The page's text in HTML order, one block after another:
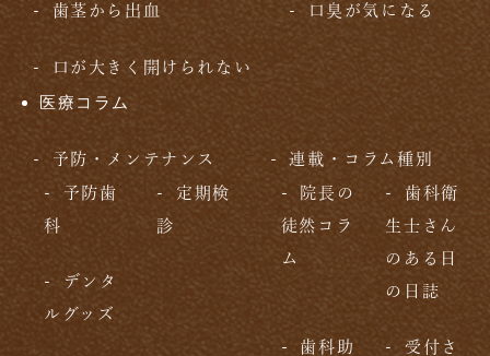
歯茎から出血 口臭が気になる
口が大きく開けられない
医療コラム
予防・メンテナンス
予防歯
科
定期検
診
デンタ
ルグッズ
連載・コラム種別
院長の
徒然コラ
ム
歯科衛
生士さん
のある日
の日誌
歯科助
受付さ